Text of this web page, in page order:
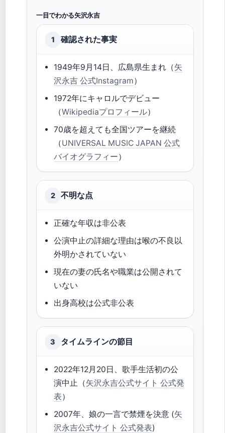
一目でわかる矢沢永吉
1 確認された事実
1949年9月14日、広島県生まれ（矢
沢永吉 公式Instagram）
1972年にキャロルでデビュー
（Wikipediaプロフィール）
70歳を超えても全国ツアーを継続
（UNIVERSAL MUSIC JAPAN 公式
バイオグラフィー）
2 不明な点
正確な年収は非公表
公演中止の詳細な理由は喉の不良以
外明かされていない
現在の妻の氏名や職業は公開されて
いない
出身高校は公式非公表
3 タイムラインの節目
2022年12月20日、歌手生活初の公
演中止（矢沢永吉公式サイト 公式発
表）
2007年、娘の一言で禁煙を決意 (矢
沢永吉公式サイト 公式発表)